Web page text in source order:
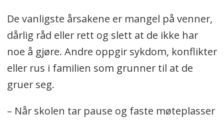
De vanligste årsakene er mangel på venner,
dårlig råd eller rett og slett at de ikke har
noe å gjøre. Andre oppgir sykdom, konflikter
eller rus i familien som grunner til at de
gruer seg.
– Når skolen tar pause og faste møteplasser